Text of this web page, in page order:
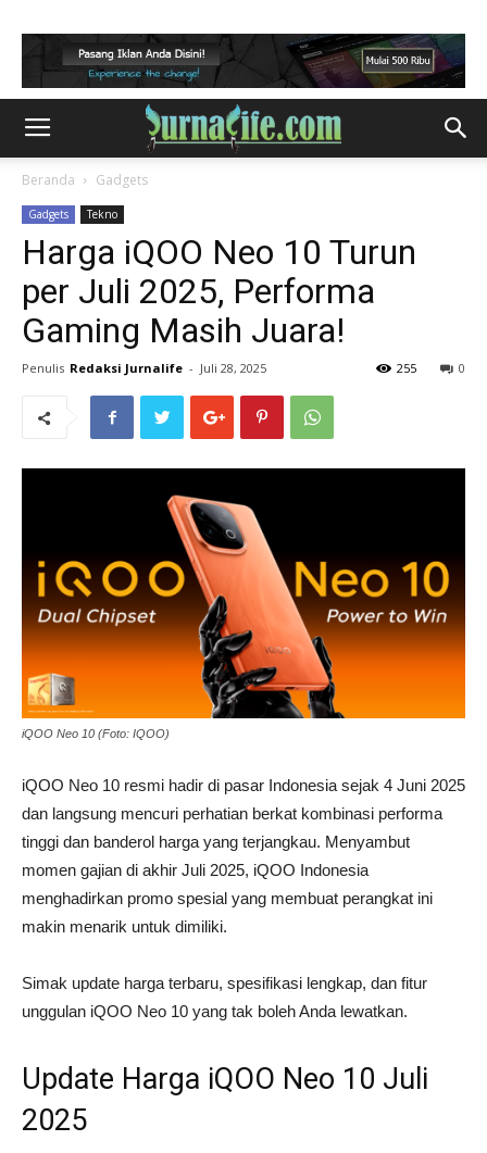
Beranda Gadgets
Gadgets Tekno
Harga iQOO Neo 10 Turun
per Juli 2025, Performa
Gaming Masih Juara!
Penulis Redaksi Jurnalife - Juli 28, 2025 0
255
iQOO Neo 10 (Foto: IQOO)
iQOO Neo 10 resmi hadir di pasar Indonesia sejak 4 Juni 2025
dan langsung mencuri perhatian berkat kombinasi performa
tinggi dan banderol harga yang terjangkau. Menyambut
momen gajian di akhir Juli 2025, iQOO Indonesia
menghadirkan promo spesial yang membuat perangkat ini
makin menarik untuk dimiliki.
Simak update harga terbaru, spesifikasi lengkap, dan fitur
unggulan iQOO Neo 10 yang tak boleh Anda lewatkan.
Update Harga iQOO Neo 10 Juli
2025